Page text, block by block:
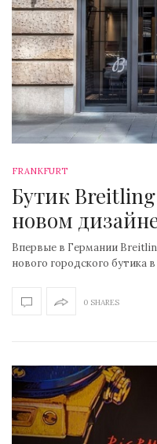
FRANKFURT
Бутик
новом
Bпервые в Германии
нового городского бутика
0 SHARES